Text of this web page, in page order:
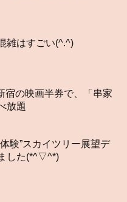
雑はすごい(^.^)
宿の映画半券で、「串家
放題
験”スカイツリー展望デ
した(*^▽^*)